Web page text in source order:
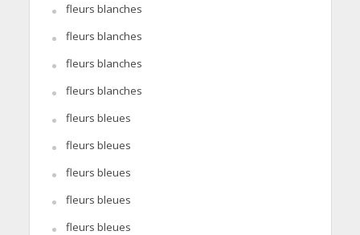
fleurs blanches
fleurs blanches
fleurs blanches
fleurs blanches
fleurs bleues
fleurs bleues
fleurs bleues
fleurs bleues
fleurs bleues